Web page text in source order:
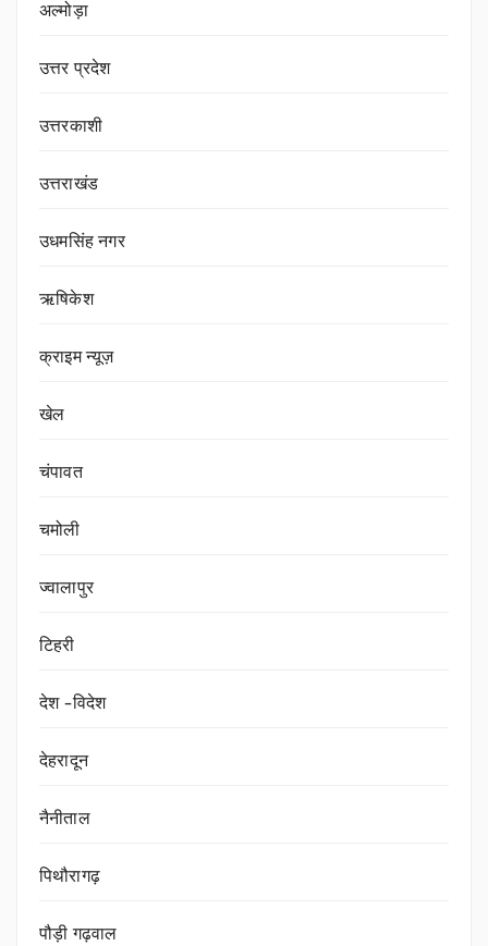
अल्मोड़ा
उत्तर प्रदेश
उत्तरकाशी
उत्तराखंड
उधमसिंह नगर
ऋषिकेश
क्राइम न्यूज़
खेल
चंपावत
चमोली
ज्वालापुर
टिहरी
देश -विदेश
देहरादून
नैनीताल
पिथौरागढ़
पौड़ी गढ़वाल